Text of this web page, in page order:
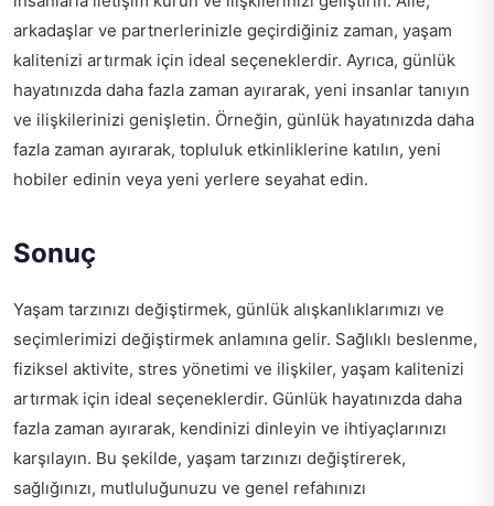
arkadaşlar ve partnerlerinizle geçirdiğiniz zaman, yaşam
kalitenizi artırmak için ideal seçeneklerdir. Ayrıca, günlük
hayatınızda daha fazla zaman ayırarak, yeni insanlar tanıyın
ve ilişkilerinizi genişletin. Örneğin, günlük hayatınızda daha
fazla zaman ayırarak, topluluk etkinliklerine katılın, yeni
hobiler edinin veya yeni yerlere seyahat edin.
Sonuç
Yaşam tarzınızı değiştirmek, günlük alışkanlıklarımızı ve
seçimlerimizi değiştirmek anlamına gelir. Sağlıklı beslenme,
fiziksel aktivite, stres yönetimi ve ilişkiler, yaşam kalitenizi
artırmak için ideal seçeneklerdir. Günlük hayatınızda daha
fazla zaman ayırarak, kendinizi dinleyin ve ihtiyaçlarınızı
karşılayın. Bu şekilde, yaşam tarzınızı değiştirerek,
sağlığınızı, mutluluğunuzu ve genel refahınızı